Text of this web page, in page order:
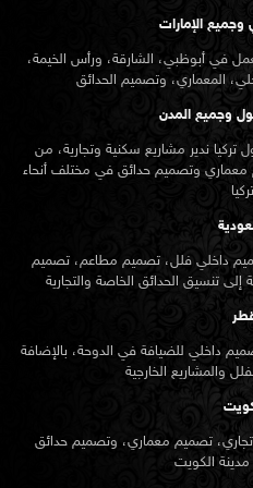
وجميع الإمارات
في أبوظبي، الشارقة، ورأس الخيمة،
وجميع المدن
ندير مشاريع سكنية وتجارية، من
معماري وتصميم حدائق في مختلف أنحاء
داخلي فلل، تصميم مطاعم، تصميم
داخلي للضيافة في الدوحة، بالإضافة
تصميم معماري، وتصميم حدائق